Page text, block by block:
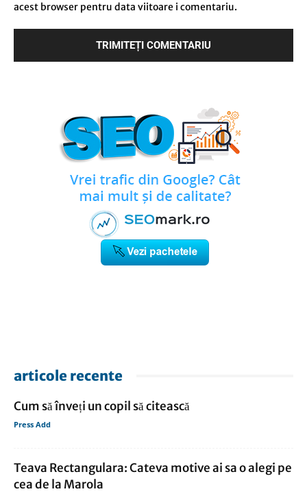
acest browser pentru data viitoare i comentariu.
articole recente
Cum să înveți un copil să citească
Press Add
Teava Rectangulara: Cateva motive ai sa o alegi pe
cea de la Marola